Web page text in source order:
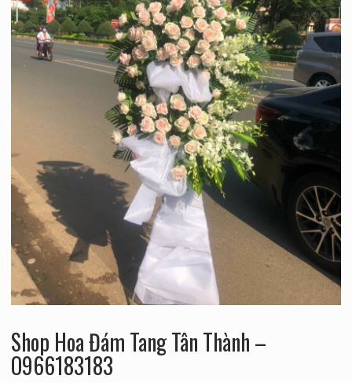
Shop Hoa Đám Tang Tân Thành –
O966183183